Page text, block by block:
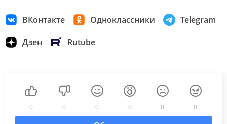
ВКонтакте Одноклассники Telegram
Дзен Rutube
0 0 0 0 0 0